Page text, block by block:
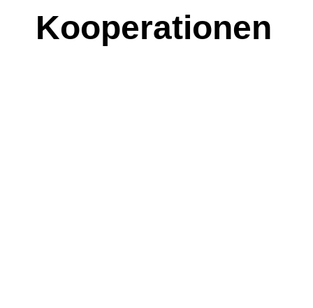
Kooperationen